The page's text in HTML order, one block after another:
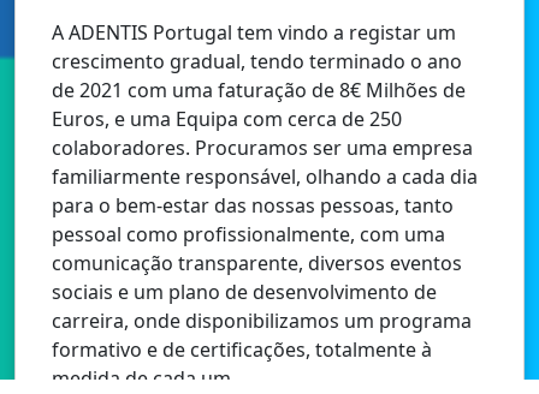
A ADENTIS Portugal tem vindo a registar um
crescimento gradual, tendo terminado o ano
de 2021 com uma faturação de 8€ Milhões de
Euros, e uma Equipa com cerca de 250
colaboradores. Procuramos ser uma empresa
familiarmente responsável, olhando a cada dia
para o bem-estar das nossas pessoas, tanto
pessoal como profissionalmente, com uma
comunicação transparente, diversos eventos
sociais e um plano de desenvolvimento de
carreira, onde disponibilizamos um programa
formativo e de certificações, totalmente à
medida de cada um.